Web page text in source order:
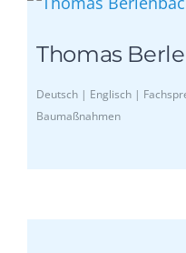
Thomas
Deutsch | Englisch |
Baumaßnahmen